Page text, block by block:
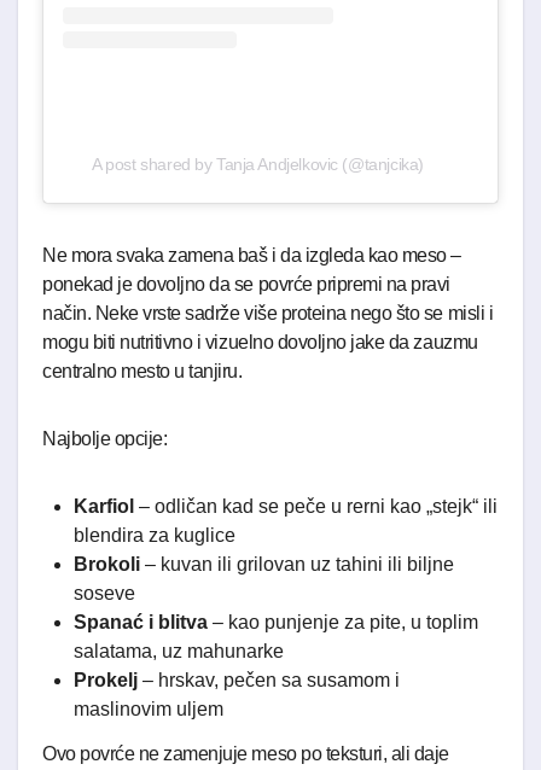
A post shared by Tanja Andjelkovic (@tanjcika)
Ne mora svaka zamena baš i da izgleda kao meso –
ponekad je dovoljno da se povrće pripremi na pravi
način. Neke vrste sadrže više proteina nego što se misli i
mogu biti nutritivno i vizuelno dovoljno jake da zauzmu
centralno mesto u tanjiru.
Najbolje opcije:
Karfiol – odličan kad se peče u rerni kao „stejk“ ili
blendira za kuglice
Brokoli– kuvan ili grilovan uz tahini ili biljne
soseve
Spanać i blitva– kao punjenje za pite, u toplim
salatama, uz mahunarke
Prokelj– hrskav, pečen sa susamom i
maslinovim uljem
Ovo povrće ne zamenjuje meso po teksturi, ali daje